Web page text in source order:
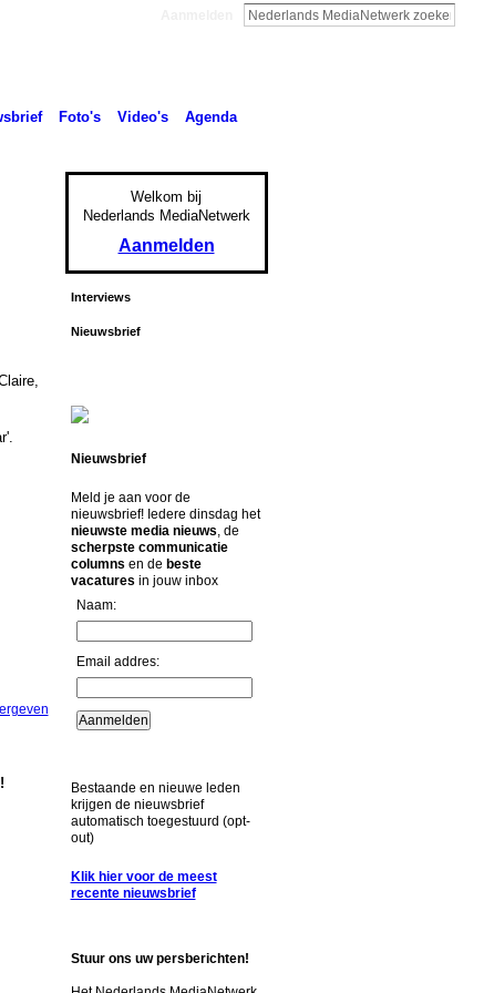
Foto's Video's
Agenda
Welkom bij
Nederlands MediaNetwerk
Aanmelden
Interviews
Nieuwsbrief
Nieuwsbrief
Meld je aan voor de
nieuwsbrief! Iedere dinsdag het
nieuwste media nieuws , de
scherpste communicatie
columns en de beste
vacatures in jouw inbox
Naam:
Email addres:
Bestaande en nieuwe leden
krijgen de nieuwsbrief
automatisch toegestuurd (opt-
out)
Klik hier voor de meest
recente nieuwsbrief
Stuur ons uw persberichten!